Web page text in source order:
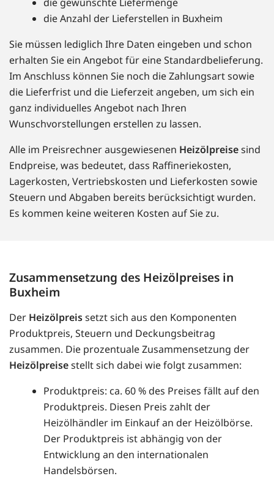
die Anzahl der Lieferstellen in Buxheim
Sie müssen lediglich Ihre Daten eingeben und schon
erhalten Sie ein Angebot für eine Standardbelieferung.
Im Anschluss können Sie noch die Zahlungsart sowie
die Lieferfrist und die Lieferzeit angeben, um sich ein
ganz individuelles Angebot nach Ihren
Wunschvorstellungen erstellen zu lassen.
Alle im Preisrechner ausgewiesenen Heizölpreisesind
Endpreise, was bedeutet, dass Raffineriekosten,
Lagerkosten, Vertriebskosten und Lieferkosten sowie
Steuern und Abgaben bereits berücksichtigt wurden.
Es kommen keine weiteren Kosten auf Sie zu.
Zusammensetzung des Heizölpreises in
Buxheim
Der Heizölpreissetzt sich aus den Komponenten
Produktpreis, Steuern und Deckungsbeitrag
zusammen. Die prozentuale Zusammensetzung der
Heizölpreisestellt sich dabei wie folgt zusammen:
Produktpreis: ca. 60 % des Preises fällt auf den
Produktpreis. Diesen Preis zahlt der
Heizölhändler im Einkauf an der Heizölbörse.
Der Produktpreis ist abhängig von der
Entwicklung an den internationalen
Handelsbörsen.